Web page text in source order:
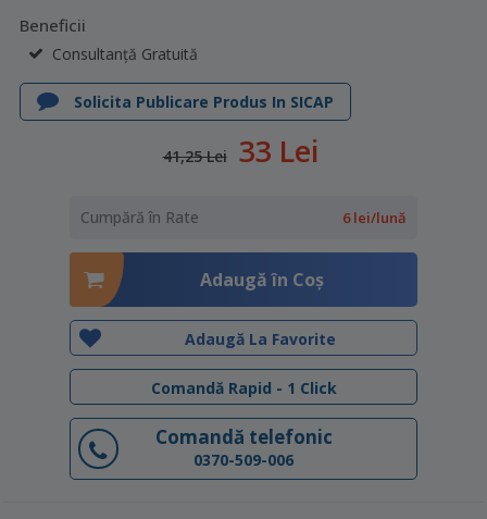
Beneficii
Consultanță Gratuită
Solicita Publicare Produs In SICAP
41,25 Lei 33 Lei
Cumpără în Rate 6 lei/lună
Adaugă în Coş
Adaugă La Favorite
Comandă Rapid - 1 Click
Comandă telefonic
0370-509-006